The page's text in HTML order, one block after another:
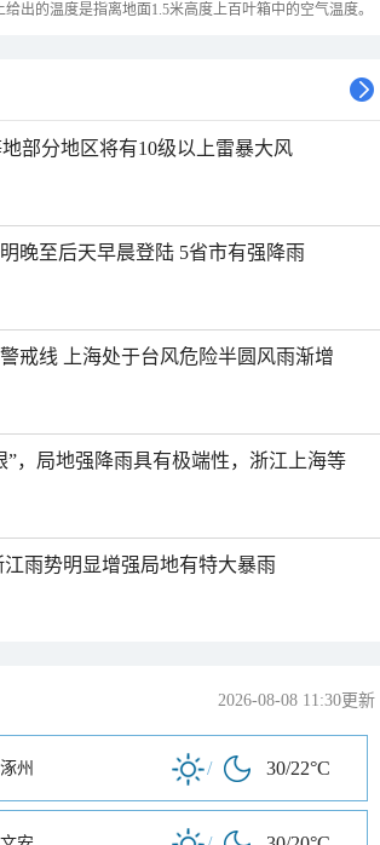
出的温度是指离地面1.5米高度上百叶箱中的空气温度。
部分地区将有10级以上雷暴大风
晚至后天早晨登陆 5省市有强降雨
戒线 上海处于台风危险半圆风雨渐增
”，局地强降雨具有极端性，浙江上海等
雨势明显增强局地有特大暴雨
2026-08-08 11:30更新
涿州 / 30/22°C